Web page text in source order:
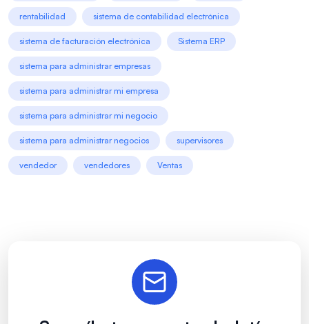
rentabilidad sistema de contabilidad electrónica
sistema de facturación electrónica Sistema ERP
sistema para administrar empresas
sistema para administrar mi empresa
sistema para administrar mi negocio
sistema para administrar negocios supervisores
vendedor vendedores Ventas